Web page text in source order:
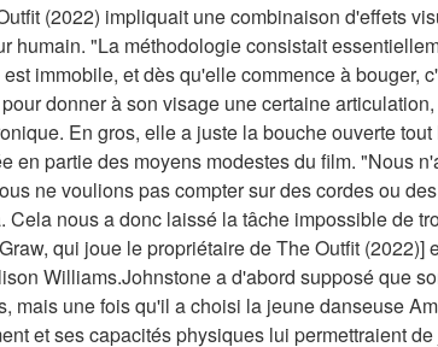
(2022) impliquait une combinaison d'effets
humain. "La méthodologie consistait
immobile, et dès qu'elle commence à bouger,
donner à son visage une certaine
En gros, elle a juste la bouche ouverte
en partie des moyens modestes du film. "Nous
ne voulions pas compter sur des cordes ou
Cela nous a donc laissé la tâche impossible de
qui joue le propriétaire de The Outfit (2022)]
Williams.Johnstone a d'abord supposé que
mais une fois qu'il a choisi la jeune danseuse
et ses capacités physiques lui permettraient